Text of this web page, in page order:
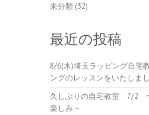
未分類 (32)
最近の投稿
8/6(木)埼玉ラッピング自宅
ングのレッスンをいたしま
久しぶりの自宅教室 7/2
楽しみ～